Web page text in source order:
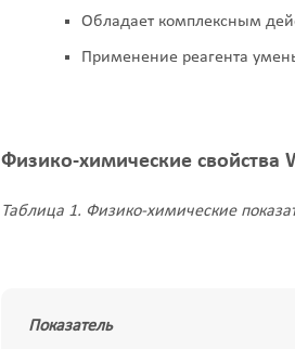
Обладает комплексным
Применение реагента
Физико-химические свойства
Таблица 1. Физико-химические
Показатель